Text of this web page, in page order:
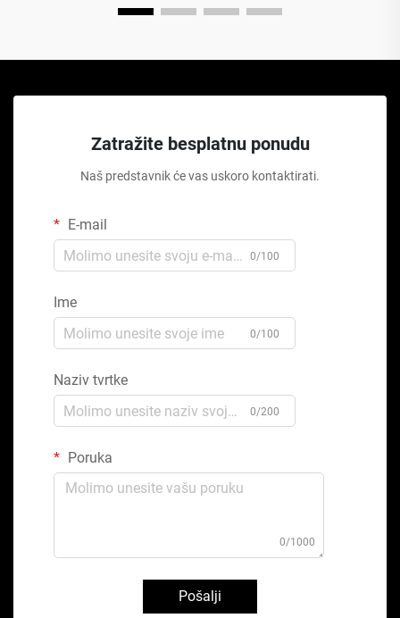
Zatražite besplatnu ponudu
Naš predstavnik će vas uskoro kontaktirati.
E-mail
0/100
Ime
0/100
Naziv tvrtke
0/200
Poruka
0/1000
Pošalji